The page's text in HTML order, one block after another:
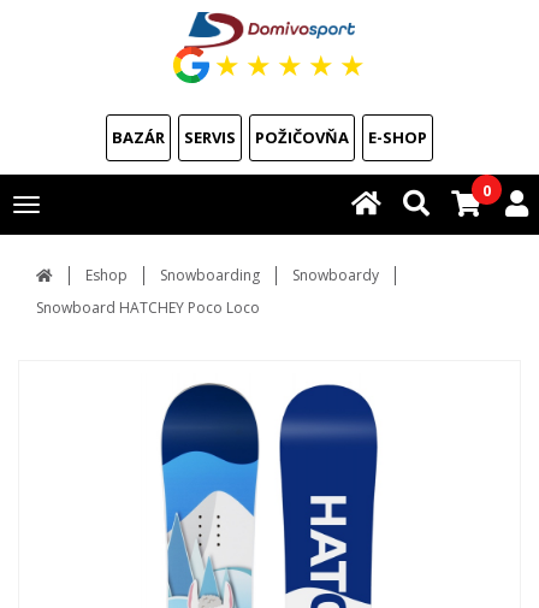
★ ★ ★ ★ ★
BAZÁR SERVIS POŽIČOVŇA E-SHOP
Toggle
navigation
0
Eshop Snowboarding
Snowboardy
Snowboard HATCHEY Poco Loco